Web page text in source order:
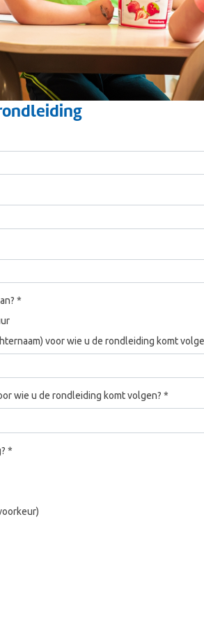
*
voor wie u de rondleiding komt
wie u de rondleiding komt volgen? *
*